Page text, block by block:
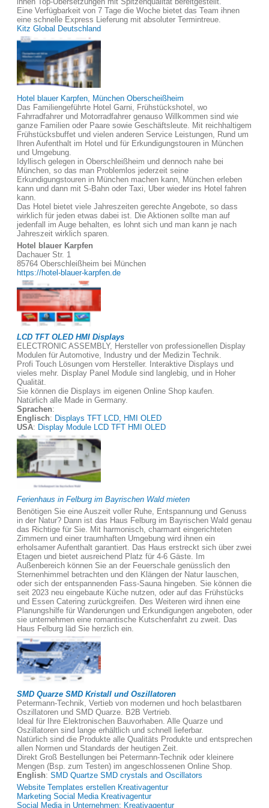
Eine Verfügbarkeit von 7 Tage die Woche bietet das Team ihnen
eine schnelle Express Lieferung mit absoluter Termintreue.
Kitz Global Deutschland
Hotel blauer Karpfen, München Oberscheißheim
Das Familiengeführte Hotel Garni, Frühstückshotel, wo
Fahrradfahrer und Motorradfahrer genauso Willkommen sind wie
ganze Familien oder Paare sowie Geschäftsleute. Mit reichhaltigem
Frühstücksbuffet und vielen anderen Service Leistungen, Rund um
Ihren Aufenthalt im Hotel und für Erkundigungstouren in München
und Umgebung.
Idyllisch gelegen in Oberschleißheim und dennoch nahe bei
München, so das man Problemlos jederzeit seine
Erkundigungstouren in München machen kann, München erleben
kann und dann mit S-Bahn oder Taxi, Uber wieder ins Hotel fahren
kann.
Das Hotel bietet viele Jahreszeiten gerechte Angebote, so dass
wirklich für jeden etwas dabei ist. Die Aktionen sollte man auf
jedenfall im Auge behalten, es lohnt sich und man kann je nach
Jahreszeit wirklich sparen.
Hotel blauer Karpfen
Dachauer Str. 1
85764 Oberschleißheim bei München
https://hotel-blauer-karpfen.de
LCD TFT OLED HMI Displays
ELECTRONIC ASSEMBLY, Hersteller von professionellen Display
Modulen für Automotive, Industry und der Medizin Technik.
Profi Touch Lösungen vom Hersteller. Interaktive Displays und
vieles mehr. Display Panel Module sind langlebig, und in Hoher
Qualität.
Sie können die Displays im eigenen Online Shop kaufen.
Natürlich alle Made in Germany.
Sprachen:
Englisch: Displays TFT LCD, HMI OLED
USA: Display Module LCD TFT HMI OLED
Ferienhaus in Felburg im Bayrischen Wald mieten
Benötigen Sie eine Auszeit voller Ruhe, Entspannung und Genuss
in der Natur? Dann ist das Haus Felburg im Bayrischen Wald genau
das Richtige für Sie. Mit harmonisch, charmant eingerichteten
Zimmern und einer traumhaften Umgebung wird ihnen ein
erholsamer Aufenthalt garantiert. Das Haus erstreckt sich über zwei
Etagen und bietet ausreichend Platz für 4-6 Gäste. Im
Außenbereich können Sie an der Feuerschale genüsslich den
Sternenhimmel betrachten und den Klängen der Natur lauschen,
oder sich der entspannenden Fass-Sauna hingeben. Sie können die
seit 2023 neu eingebaute Küche nutzen, oder auf das Frühstücks
und Essen Catering zurückgreifen. Des Weiteren wird ihnen eine
Planungshilfe für Wanderungen und Erkundigungen angeboten, oder
sie unternehmen eine romantische Kutschenfahrt zu zweit. Das
Haus Felburg läd Sie herzlich ein.
SMD Quarze SMD Kristall und Oszillatoren
Petermann-Technik, Vertieb von modernen und hoch belastbaren
Oszillatoren und SMD Quarze. B2B Vertrieb.
Ideal für Ihre Elektronischen Bauvorhaben. Alle Quarze und
Oszillatoren sind lange erhältlich und schnell lieferbar.
Natürlich sind die Produkte alle Qualitäts Produkte und entsprechen
allen Normen und Standards der heutigen Zeit.
Direkt Groß Bestellungen bei Petermann-Technik oder kleinere
Mengen (Bsp. zum Testen) im angeschlossenen Online Shop.
English: SMD Quartze SMD crystals and Oscillators
Website Templates erstellen Kreativagentur
Marketing Social Media Kreativagentur
Social Media in Unternehmen; Kreativagentur